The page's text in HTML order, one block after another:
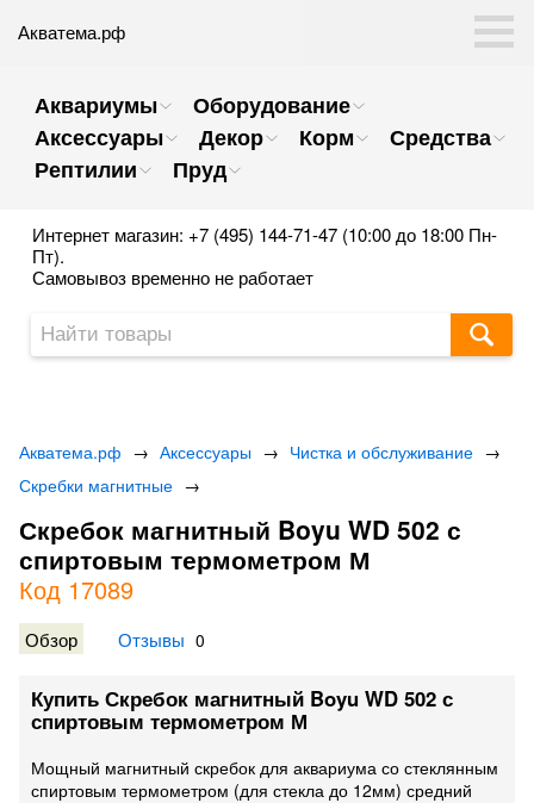
Акватема.рф
Аквариумы
Оборудование
Аксессуары
Декор Корм
Средства
Рептилии
Пруд
Интернет магазин: +7 (495) 144-71-47 (10:00 до 18:00 Пн-
Пт).
Самовывоз временно не работает
Акватема.рф → Аксессуары → Чистка и обслуживание →
Скребки магнитные →
Скребок магнитный Boyu WD 502 с
спиртовым термометром М
Код 17089
Обзор Отзывы 0
Купить Скребок магнитный Boyu WD 502 с
спиртовым термометром М
Мощный магнитный скребок для аквариума со стеклянным
спиртовым термометром (для стекла до 12мм) средний